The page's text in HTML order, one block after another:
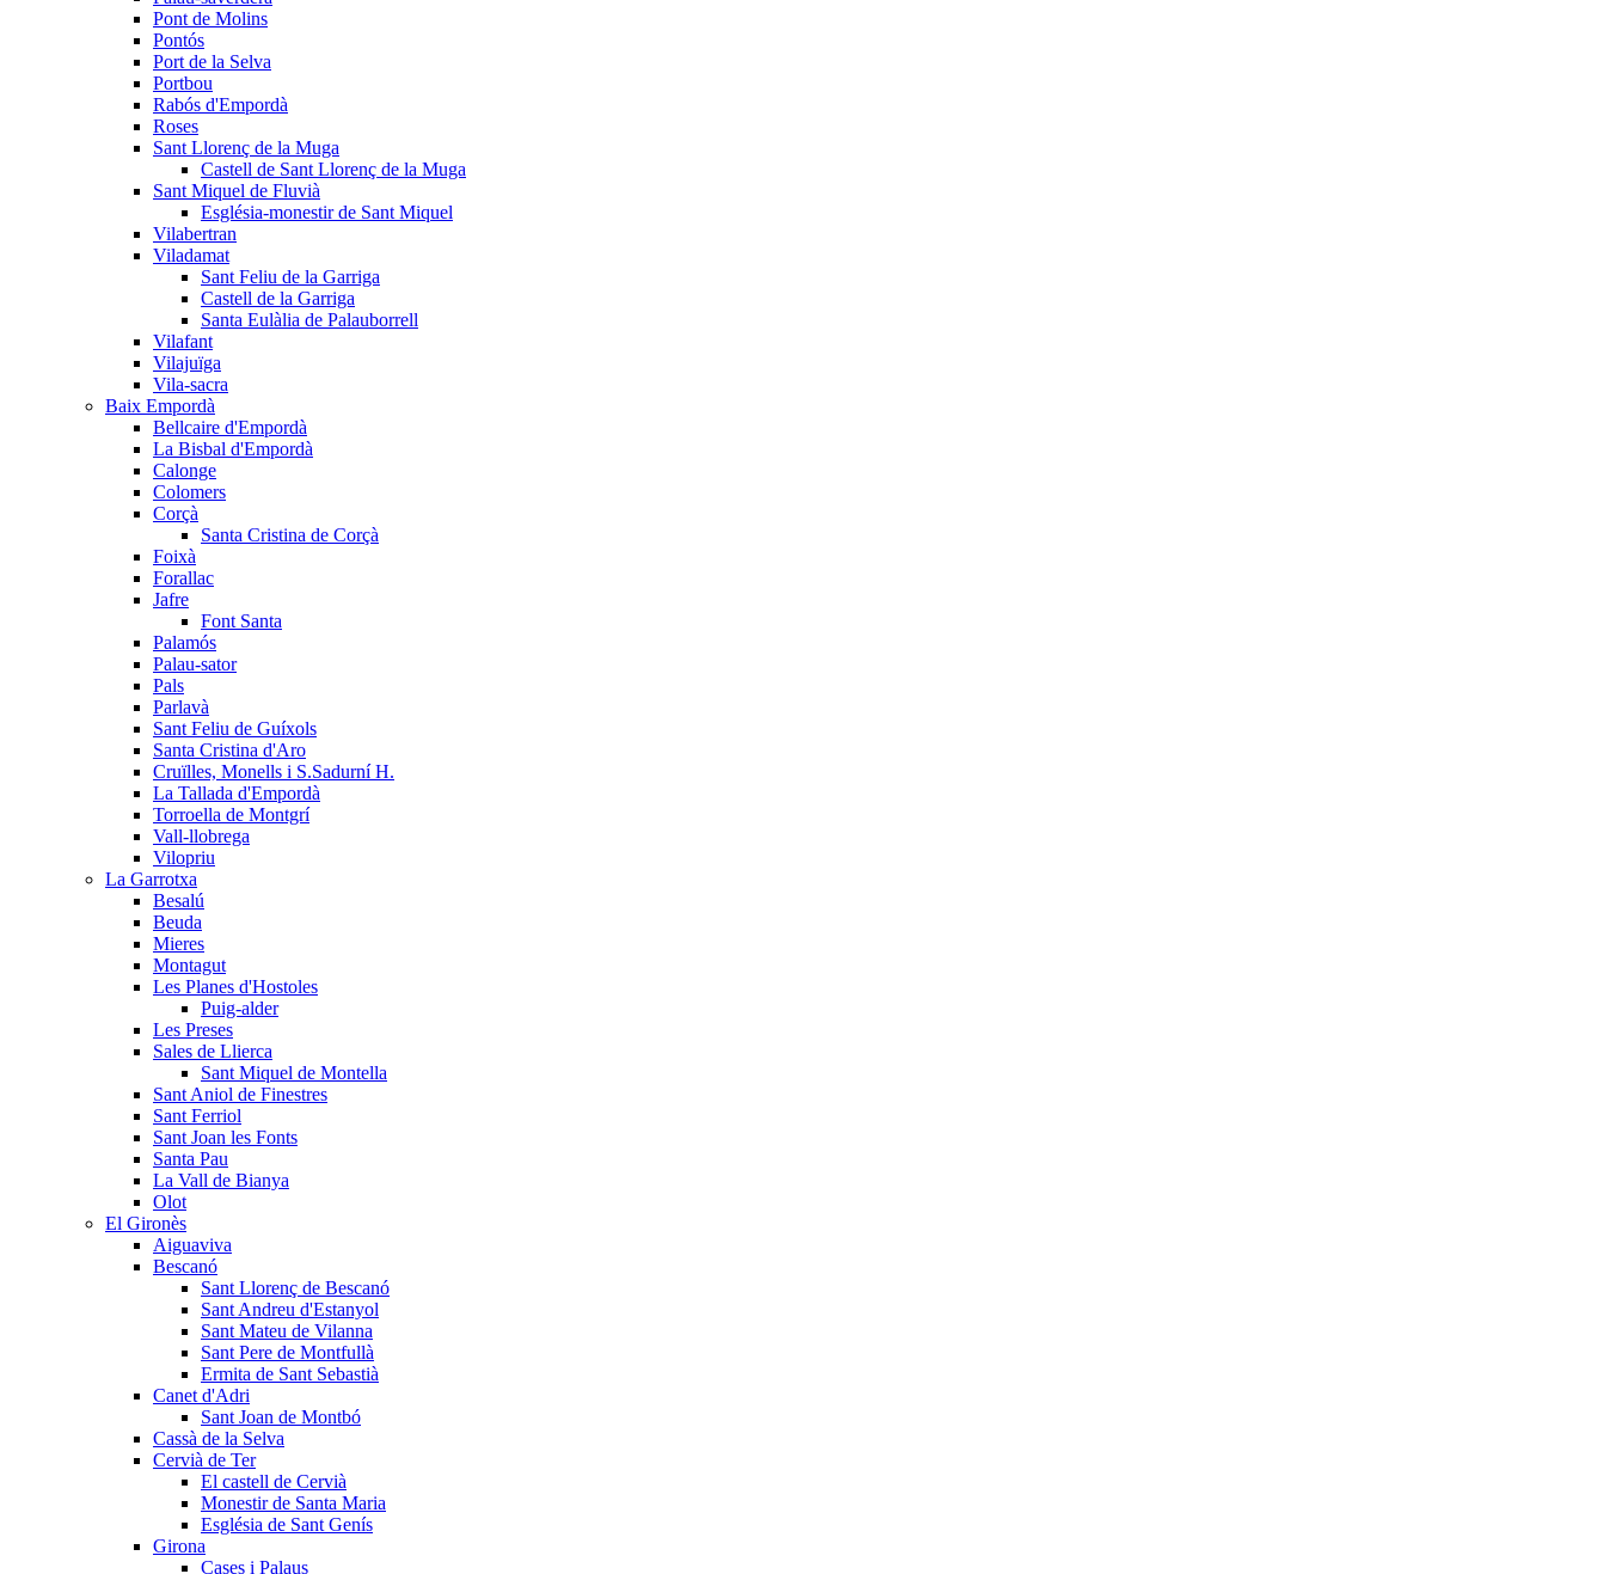
Pont de Molins
Pontós
Port de la Selva
Portbou
Rabós d'Empordà
Roses
Sant Llorenç de la Muga
Castell de Sant Llorenç de la Muga
Sant Miquel de Fluvià
Església-monestir de Sant Miquel
Vilabertran
Viladamat
Sant Feliu de la Garriga
Castell de la Garriga
Santa Eulàlia de Palauborrell
Vilafant
Vilajuïga
Vila-sacra
Baix Empordà
Bellcaire d'Empordà
La Bisbal d'Empordà
Calonge
Colomers
Corçà
Santa Cristina de Corçà
Foixà
Forallac
Jafre
Font Santa
Palamós
Palau-sator
Pals
Parlavà
Sant Feliu de Guíxols
Santa Cristina d'Aro
Cruïlles, Monells i S.Sadurní H.
La Tallada d'Empordà
Torroella de Montgrí
Vall-llobrega
Vilopriu
La Garrotxa
Besalú
Beuda
Mieres
Montagut
Les Planes d'Hostoles
Puig-alder
Les Preses
Sales de Llierca
Sant Miquel de Montella
Sant Aniol de Finestres
Sant Ferriol
Sant Joan les Fonts
Santa Pau
La Vall de Bianya
Olot
El Gironès
Aiguaviva
Bescanó
Sant Llorenç de Bescanó
Sant Andreu d'Estanyol
Sant Mateu de Vilanna
Sant Pere de Montfullà
Ermita de Sant Sebastià
Canet d'Adri
Sant Joan de Montbó
Cassà de la Selva
Cervià de Ter
El castell de Cervià
Monestir de Santa Maria
Església de Sant Genís
Girona
Cases i Palaus